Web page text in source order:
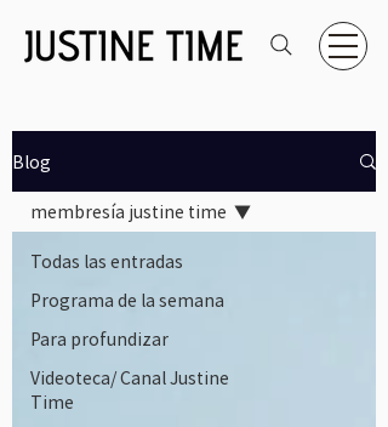
Blog
Todas las entradas
Programa de la semana
Para profundizar
Videoteca/ Canal Justine
Time
membresía justine time